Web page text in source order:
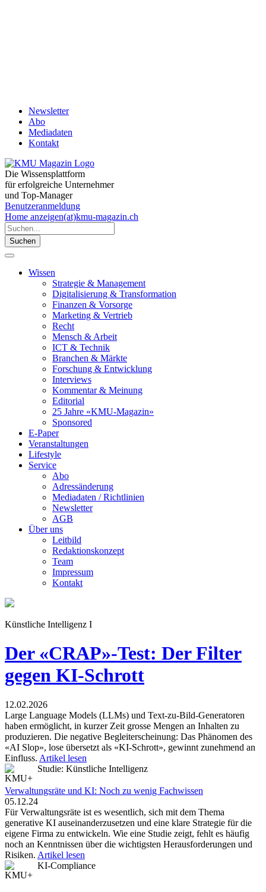
Newsletter
Abo
Mediadaten
Kontakt
Die Wissensplattform
für erfolgreiche Unternehmer
und Top-Manager
Benutzeranmeldung
Home anzeigen(at)kmu-magazin.ch
Wissen
Strategie & Management
Digitalisierung & Transformation
Finanzen & Vorsorge
Marketing & Vertrieb
Recht
Mensch & Arbeit
ICT & Technik
Branchen & Märkte
Forschung & Entwicklung
Interviews
Kommentar & Meinung
Editorial
25 Jahre «KMU-Magazin»
Sponsored
E-Paper
Veranstaltungen
Lifestyle
Service
Abo
Adressänderung
Mediadaten / Richtlinien
Newsletter
AGB
Über uns
Leitbild
Redaktionskonzept
Team
Impressum
Kontakt
Künstliche Intelligenz I
Der «CRAP»-Test: Der Filter
gegen KI-Schrott
12.02.2026
Large Language Models (LLMs) und Text-zu-Bild-Generatoren
haben ermöglicht, in kurzer Zeit grosse Mengen an Inhalten zu
produzieren. Die negative Begleiterscheinung: Das Phänomen des
«AI Slop», lose übersetzt als «KI-Schrott», gewinnt zunehmend an
Einfluss. Artikel lesen
Studie: Künstliche Intelligenz
Verwaltungsräte und KI: Noch zu wenig Fachwissen
05.12.24
Für Verwaltungsräte ist es wesentlich, sich mit dem Thema
generative KI auseinanderzusetzen und eine klare Strategie für die
eigene Firma zu entwickeln. Wie eine Studie zeigt, fehlt es häufig
noch an Kenntnissen über die wichtigsten Herausforderungen und
Risiken. Artikel lesen
KI-Compliance